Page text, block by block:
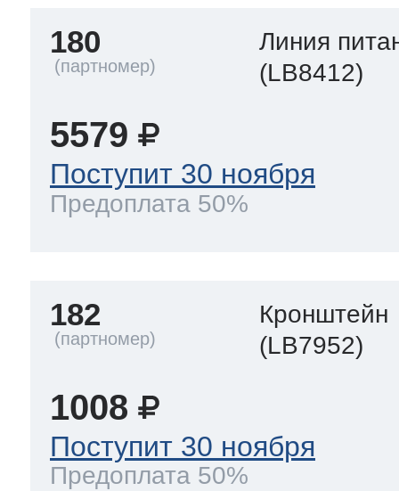
180
Линия
(LB8412)
5579
Поступит 30 ноября
Предоплата 50%
182
Кронштейн
(LB7952)
1008
Поступит 30 ноября
Предоплата 50%